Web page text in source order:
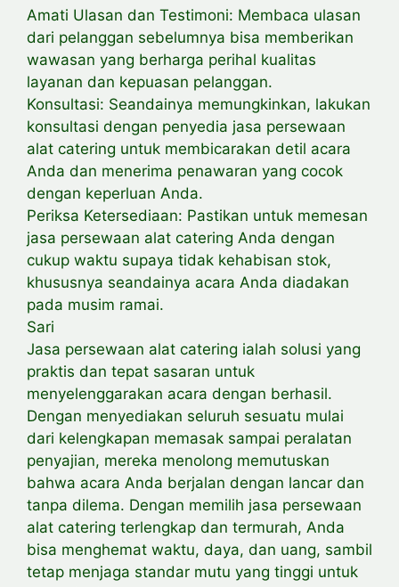
Amati Ulasan dan Testimoni: Membaca ulasan
dari pelanggan sebelumnya bisa memberikan
wawasan yang berharga perihal kualitas
layanan dan kepuasan pelanggan.
Konsultasi: Seandainya memungkinkan, lakukan
konsultasi dengan penyedia jasa persewaan
alat catering untuk membicarakan detil acara
Anda dan menerima penawaran yang cocok
dengan keperluan Anda.
Periksa Ketersediaan: Pastikan untuk memesan
jasa persewaan alat catering Anda dengan
cukup waktu supaya tidak kehabisan stok,
khususnya seandainya acara Anda diadakan
pada musim ramai.
Sari
Jasa persewaan alat catering ialah solusi yang
praktis dan tepat sasaran untuk
menyelenggarakan acara dengan berhasil.
Dengan menyediakan seluruh sesuatu mulai
dari kelengkapan memasak sampai peralatan
penyajian, mereka menolong memutuskan
bahwa acara Anda berjalan dengan lancar dan
tanpa dilema. Dengan memilih jasa persewaan
alat catering terlengkap dan termurah, Anda
bisa menghemat waktu, daya, dan uang, sambil
tetap menjaga standar mutu yang tinggi untuk